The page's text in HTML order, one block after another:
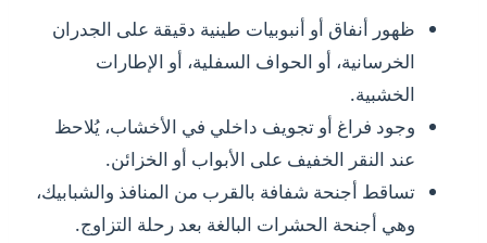
ظهور أنفاق أو أنبوبيات طينية دقيقة على الجدران
الخرسانية، أو الحواف السفلية، أو الإطارات
الخشبية.
وجود فراغ أو تجويف داخلي في الأخشاب، يُلاحظ
عند النقر الخفيف على الأبواب أو الخزائن.
تساقط أجنحة شفافة بالقرب من المنافذ والشبابيك،
وهي أجنحة الحشرات البالغة بعد رحلة التزاوج.